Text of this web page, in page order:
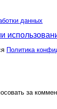
данных
Политика
за